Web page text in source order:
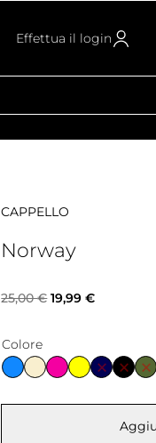
Effettua il login
CAPPELLO
Norway
25,00€ Il
originale
era:
19,99€Il
attuale
è:
Colore